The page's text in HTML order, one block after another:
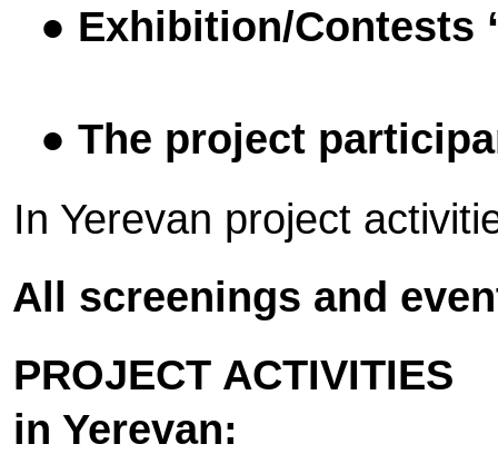
● Exhibition/Contests
●The project
In Yerevan project
All screenings and
PROJECT ACTIVITIES
in Yerevan: